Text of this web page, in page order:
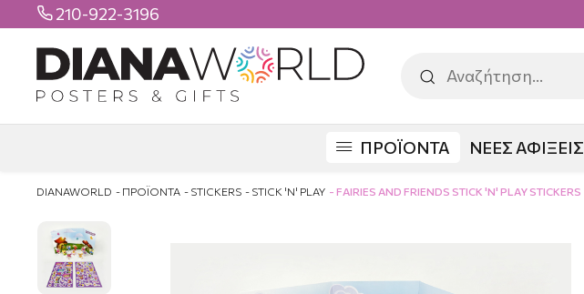
 210-922-3196
ΠΡΟΪΟΝΤΑ ΝΕΕΣ ΑΦΙΞΕΙΣ
DIANAWORLD ΠΡΟΪΟΝΤΑ STICKERS STICK 'N' PLAY FAIRIES AND FRIENDS STICK 'N' PLAY STICKERS